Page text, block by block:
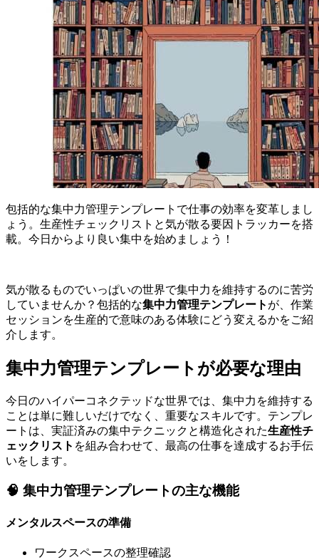
包括的な集中力管理テンプレートで仕事の効率を変革しまし
ょう。生産性チェックリストと気が散る要因トラッカーを搭
載。今日からより良い集中を始めましょう！
気が散るものでいっぱいの世界で集中力を維持するのに苦労
していませんか？包括的な集中力管理テンプレート が、作業
セッションを生産的で意味のある体験にどう変えるかをご紹
介します。
集中力管理テンプレートが必要な理由
今日のハイパーコネクテッドな世界では、集中力を維持する
ことは単に難しいだけでなく、重要なスキルです。テンプレ
ートは、実証済みの集中テクニックと構造化された生産性チ
ェックリスト を組み合わせて、最高の仕事を達成するお手伝
いをします。
🧠 集中力管理テンプレートの主な機能
メンタルスペースの準備
ワークスペースの整理確認